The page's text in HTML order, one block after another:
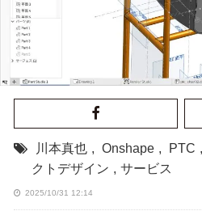
川本真也 , Onshape , PTC ,
クトデザイン , サービス
2025/10/31 12:14